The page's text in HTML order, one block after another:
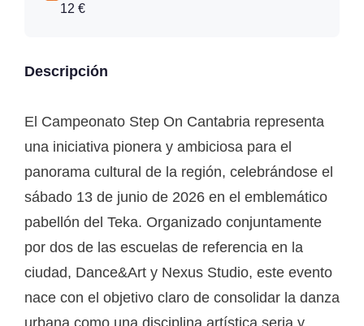
12 €
Descripción
El Campeonato Step On Cantabria representa
una iniciativa pionera y ambiciosa para el
panorama cultural de la región, celebrándose el
sábado 13 de junio de 2026 en el emblemático
pabellón del Teka. Organizado conjuntamente
por dos de las escuelas de referencia en la
ciudad, Dance&Art y Nexus Studio, este evento
nace con el objetivo claro de consolidar la danza